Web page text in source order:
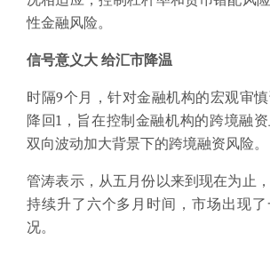
性金融风险。
信号意义大 给汇市降温
时隔9个月，针对金融机构的宏观审
降回1，旨在控制金融机构的跨境融
双向波动加大背景下的跨境融资风险。
管涛表示，从五月份以来到现在为止
持续升了六个多月时间，市场出现
况。